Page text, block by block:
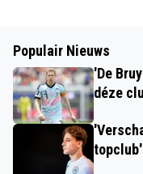
Populair Nieuws
'De
déze
topclub'